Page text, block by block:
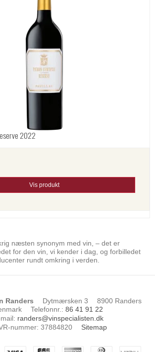
2022
Vis produkt
næsten synonym med vin, – det er
for den vin, vi kender i dag, og forbilledet
rundt omkring i verden.
Randers Dytmærsken 3
8900 Randers
Telefonnr.: 86 41 91 22
: randers@vinspecialisten.dk
nummer: 37884820 Sitemap